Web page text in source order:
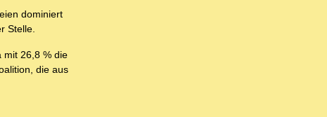
dominiert
Stelle.
mit 26,8 % die
die aus